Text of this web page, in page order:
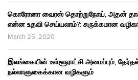
கொரோனா வைரஸ் தொற்றுநோய், அதன்
என்ன உதவி செய்யலாம்?: சுருக்கமான
March 25, 2020
இலங்கையின் உள்ளூராட்சி அமைப்பும்,
நல்லாளுகைக்கான வழிகளும்